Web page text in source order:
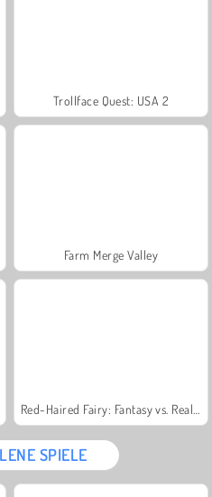
Trollface Quest: USA 2
Farm Merge Valley
SPIELE